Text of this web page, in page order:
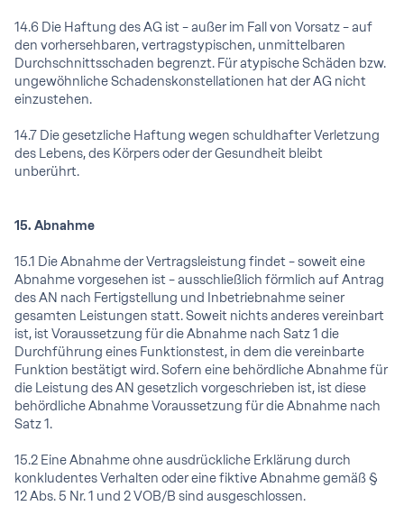
14.6 Die Haftung des AG ist – außer im Fall von Vorsatz – auf
den vorhersehbaren, vertragstypischen, unmittelbaren
Durchschnittsschaden begrenzt. Für atypische Schäden bzw.
ungewöhnliche Schadenskonstellationen hat der AG nicht
einzustehen.
14.7 Die gesetzliche Haftung wegen schuldhafter Verletzung
des Lebens, des Körpers oder der Gesundheit bleibt
unberührt.
15. Abnahme
15.1 Die Abnahme der Vertragsleistung findet – soweit eine
Abnahme vorgesehen ist – ausschließlich förmlich auf Antrag
des AN nach Fertigstellung und Inbetriebnahme seiner
gesamten Leistungen statt. Soweit nichts anderes vereinbart
ist, ist Voraussetzung für die Abnahme nach Satz 1 die
Durchführung eines Funktionstest, in dem die vereinbarte
Funktion bestätigt wird. Sofern eine behördliche Abnahme für
die Leistung des AN gesetzlich vorgeschrieben ist, ist diese
behördliche Abnahme Voraussetzung für die Abnahme nach
Satz 1.
15.2 Eine Abnahme ohne ausdrückliche Erklärung durch
konkludentes Verhalten oder eine fiktive Abnahme gemäß §
12 Abs. 5 Nr. 1 und 2 VOB/B sind ausgeschlossen.